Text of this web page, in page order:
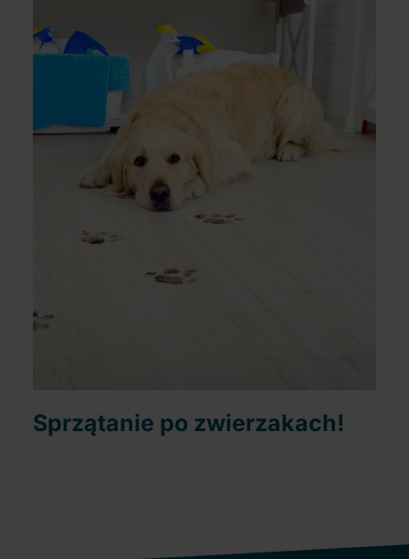
Sprzątanie po zwierzakach!